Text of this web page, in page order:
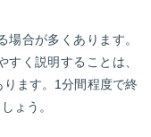
合が多くあります。
く説明することは、
ます。1分間程度で終
ょう。